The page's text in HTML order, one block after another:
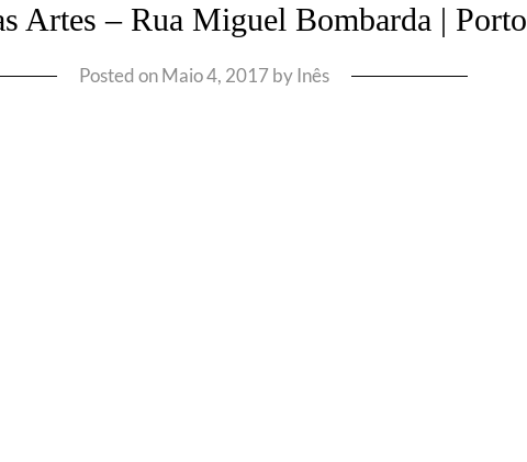
Artes – Rua Miguel Bombarda | Porto
Posted onMaio 4, 2017byInês